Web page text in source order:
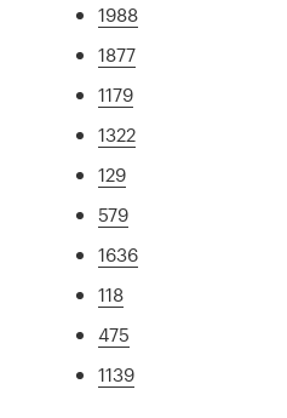
1988
1877
1179
1322
129
579
1636
118
475
1139